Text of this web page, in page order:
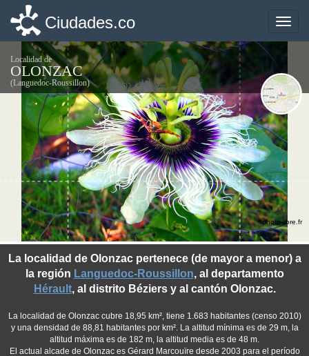
Toggle
Ciudades.co
Localidad de
OLONZAC
(Languedoc-Roussillon)
La localidad de Olonzac pertenece (de mayor a menor) a
la región Languedoc-Roussillon, al departamento
Hérault, al distrito Béziers y al cantón Olonzac.
La localidad de Olonzac cubre 18,95 km², tiene 1.683 habitantes (censo 2010)
y una densidad de 88,81 habitantes por km². La altitud mínima es de 29 m, la
altitud máxima es de 182 m, la altitud media es de 48 m.
El actual alcade de Olonzac es Gérard Marcouïre desde 2003 para el período
©photo-libre.fr
Toggle
Ciudades.co